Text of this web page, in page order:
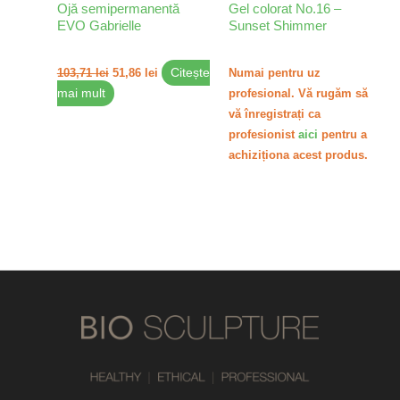
Ojă semipermanentă
EVO Gabrielle
103,71lei 51,86 lei
Citește
mai mult
Gel colorat No.16 –
Sunset Shimmer
Numai pentru uz
profesional. Vă rugăm să
vă înregistrați ca
profesionist aici pentru a
achiziționa acest produs.